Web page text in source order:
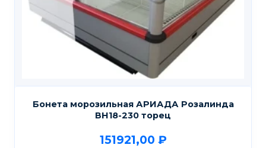
Бонета морозильная АРИАДА Розалинда
ВН18-230 торец
151921,00 ₽